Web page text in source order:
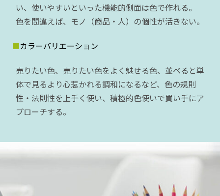
い、使いやすいといった機能的側面は色で作れる。
色を間違えば、モノ（商品・人）の個性が活きない。
カラーバリエーション
売りたい色、売りたい色をよく魅せる色、並べると単
体で見るより心惹かれる調和になるなど、色の規則
性・法則性を上手く使い、積極的色使いで買い手にア
プローチする。